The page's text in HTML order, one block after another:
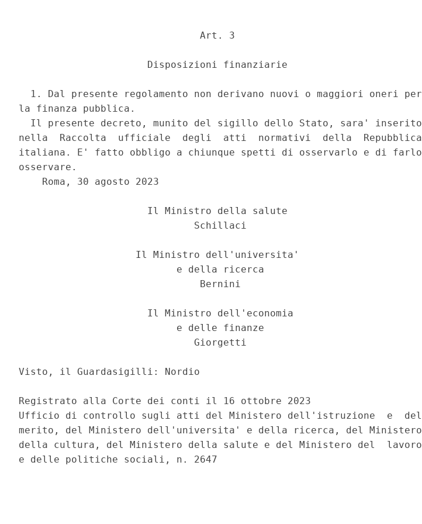
                               Art. 3
                      Disposizioni finanziarie
  1. Dal presente regolamento non derivano nuovi o maggiori oneri per
la finanza pubblica.
  Il presente decreto, munito del sigillo dello Stato, sara' inserito
nella  Raccolta  ufficiale  degli  atti  normativi  della  Repubblica
italiana. E' fatto obbligo a chiunque spetti di osservarlo e di farlo
osservare.
    Roma, 30 agosto 2023
                      Il Ministro della salute
                              Schillaci
                    Il Ministro dell'universita'
                           e della ricerca
                               Bernini
                      Il Ministro dell'economia
                           e delle finanze
                              Giorgetti
Visto, il Guardasigilli: Nordio
Registrato alla Corte dei conti il 16 ottobre 2023
Ufficio di controllo sugli atti del Ministero dell'istruzione  e  del
merito, del Ministero dell'universita' e della ricerca, del Ministero
della cultura, del Ministero della salute e del Ministero del  lavoro